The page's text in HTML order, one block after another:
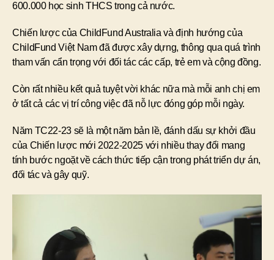
600.000 học sinh THCS trong cả nước.
Chiến lược của ChildFund Australia và định hướng của
ChildFund Việt Nam đã được xây dựng, thông qua quá trình
tham vấn cẩn trọng với đối tác các cấp, trẻ em và cộng đồng.
Còn rất nhiều kết quả tuyệt vời khác nữa mà mỗi anh chị em
ở tất cả các vị trí công việc đã nỗ lực đóng góp mỗi ngày.
Năm TC22-23 sẽ là một năm bản lề, đánh dấu sự khởi đầu
của Chiến lược mới 2022-2025 với nhiều thay đổi mang
tính bước ngoặt về cách thức tiếp cận trong phát triển dự án,
đối tác và gây quỹ.